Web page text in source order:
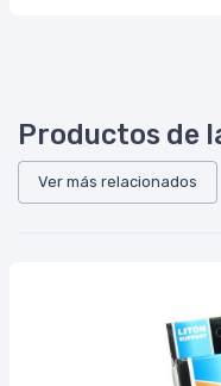
Productos de
Ver más relacionados